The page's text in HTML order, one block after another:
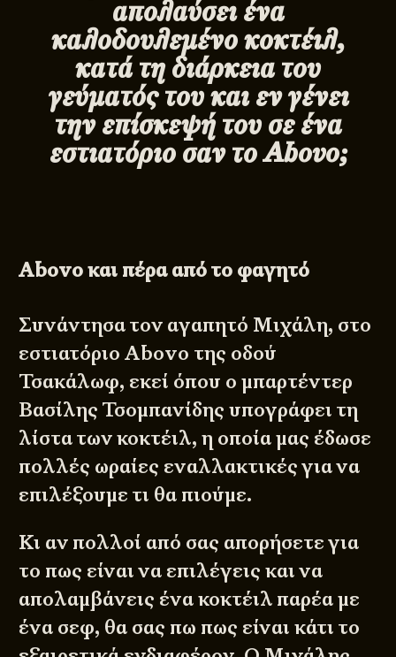
απολαύσει ένα
καλοδουλεμένο κοκτέιλ,
κατά τη διάρκεια του
γεύματός του και εν γένει
την επίσκεψή του σε ένα
εστιατόριο σαν τοAbovo;
Abovo και πέρα από το φαγητό
Συνάντησα τον αγαπητό Μιχάλη, στο
εστιατόριο Abovo της οδού
Τσακάλωφ, εκεί όπου ο μπαρτέντερ
Βασίλης Τσομπανίδης υπογράφει τη
λίστα των κοκτέιλ, η οποία μας έδωσε
πολλές ωραίες εναλλακτικές για να
επιλέξουμε τι θα πιούμε.
Κι αν πολλοί από σας απορήσετε για
το πως είναι να επιλέγεις και να
απολαμβάνεις ένα κοκτέιλ παρέα με
ένα σεφ, θα σας πω πως είναι κάτι το